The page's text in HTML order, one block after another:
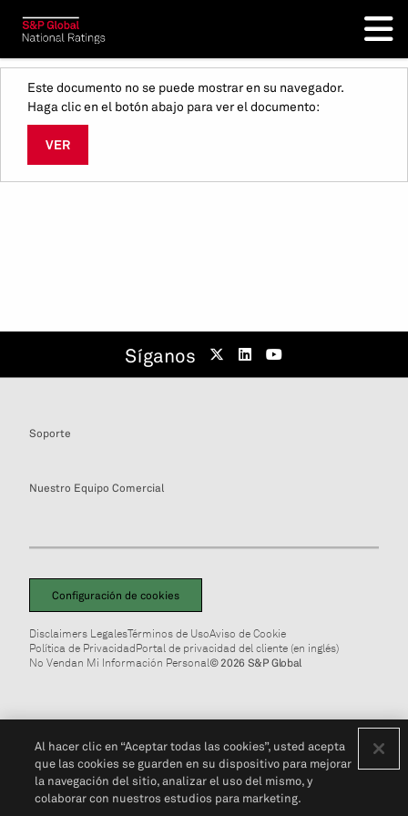
Este documento no se puede mostrar en su navegador.
Haga clic en el botón abajo para ver el documento:
VER
Síganos
Soporte
Nuestro Equipo Comercial
Configuración de cookies
Disclaimers LegalesTérminos de UsoAviso de Cookie
Política de PrivacidadPortal de privacidad del cliente (en inglés)
No Vendan Mi Información Personal© 2026 S&P Global
Al hacer clic en “Aceptar todas las cookies”, usted acepta
que las cookies se guarden en su dispositivo para mejorar
la navegación del sitio, analizar el uso del mismo, y
colaborar con nuestros estudios para marketing.